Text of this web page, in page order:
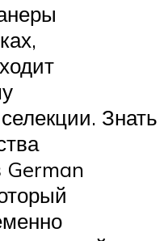
Знать
German